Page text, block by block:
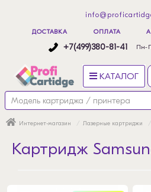
ДОСТАВКА ОПЛАТА
+7(499)380-81-41 Пн-
КАТАЛОГ
Интернет-магазин Лазерные картриджи
Картридж